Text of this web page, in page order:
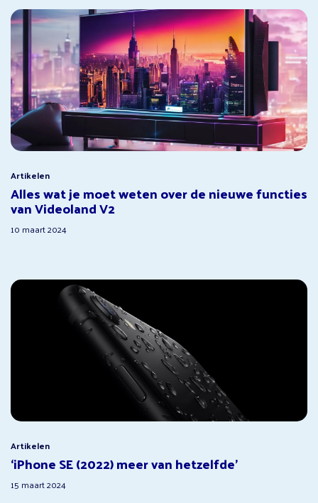
Artikelen
Alles wat je moet weten over de nieuwe functies
van Videoland V2
10 maart 2024
Artikelen
‘iPhone SE (2022) meer van hetzelfde’
15 maart 2024